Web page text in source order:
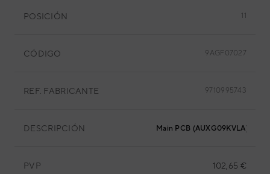
POSICIÓN 11
CÓDIGO 9AGF07027
REF. FABRICANTE 9710995743
DESCRIPCIÓN Main PCB (AUXG09KVLA)
PVP 102,65 €